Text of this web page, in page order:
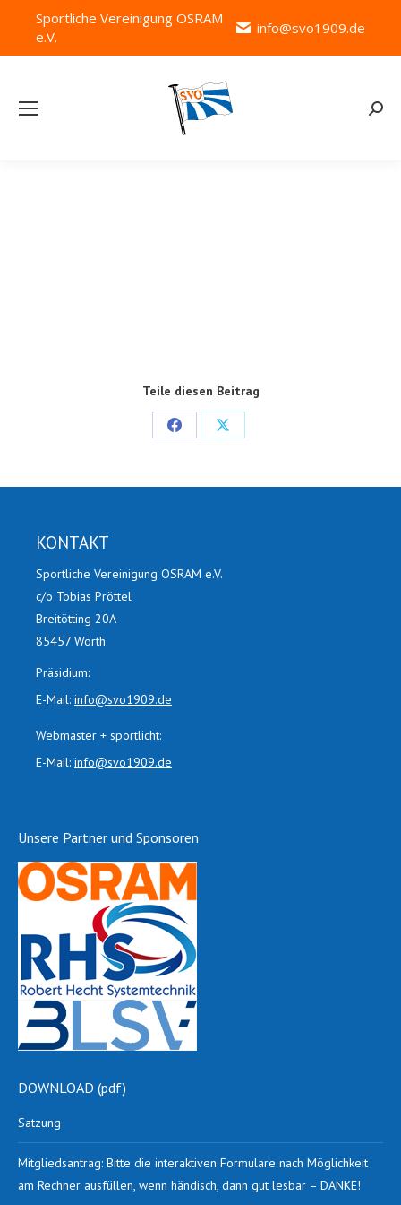
Sportliche Vereinigung OSRAM
e.V.
info@svo1909.de
Teile diesen Beitrag
Share
Facebook
Share
X
KONTAKT
Sportliche Vereinigung OSRAM e.V.
c/o Tobias Pröttel
Breitötting 20A
85457 Wörth
Präsidium:
E-Mail: info@svo1909.de
Webmaster + sportlicht:
E-Mail: info@svo1909.de
Unsere Partner und Sponsoren
DOWNLOAD (pdf)
Satzung
Mitgliedsantrag: Bitte die interaktiven Formulare nach Möglichkeit
am Rechner ausfüllen, wenn händisch, dann gut lesbar – DANKE!